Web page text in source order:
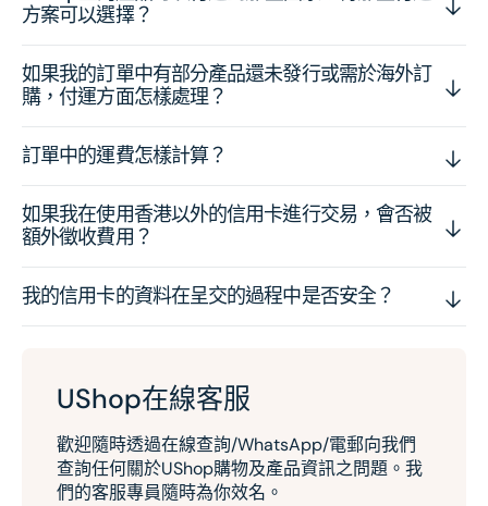
方案可以選擇？
如果我的訂單中有部分產品還未發行或需於海外訂
購，付運方面怎樣處理？
訂單中的運費怎樣計算？
如果我在使用香港以外的信用卡進行交易，會否被
額外徵收費用？
我的信用卡的資料在呈交的過程中是否安全？
UShop在線客服
歡迎隨時透過在線查詢/WhatsApp/電郵向我們
查詢任何關於UShop購物及產品資訊之問題。我
們的客服專員隨時為你效名。